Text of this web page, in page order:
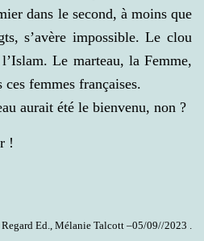
dans le second, à moins que
s’avère impossible. Le clou
Le marteau, la Femme,
femmes françaises.
aurait été le bienvenu, non ?
!
Ed., Mélanie Talcott –05/09//2023 .